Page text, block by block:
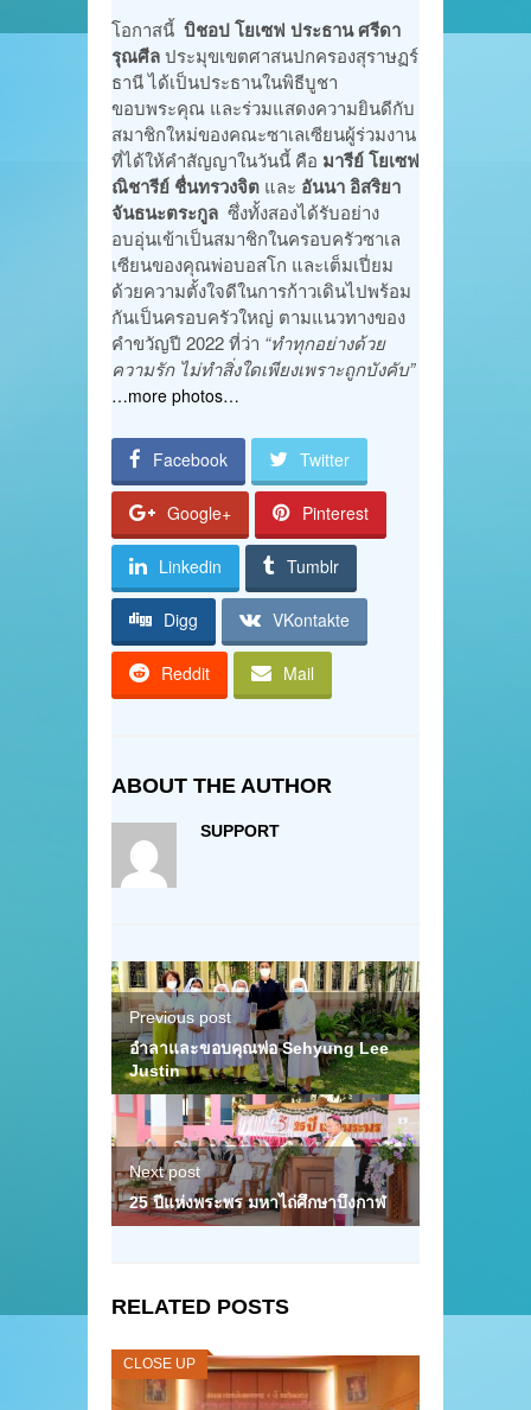
โอกาสนี้ บิชอป โยเซฟ ประธาน ศรีดา
รุณศีลประมุขเขตศาสนปกครองสุราษฏร์
ธานี ได้เป็นประธานในพิธีบูชา
ขอบพระคุณ และร่วมแสดงความยินดีกับ
สมาชิกใหม่ของคณะซาเลเซียนผู้ร่วมงาน
ที่ได้ให้คำสัญญาในวันนี้ คือ มารีย์ โยเซฟ
ณิชารีย์ ชื่นทรวงจิต และ อันนา อิสริยา
จันธนะตระกูล ซึ่งทั้งสองได้รับอย่าง
อบอุ่นเข้าเป็นสมาชิกในครอบครัวซาเล
เซียนของคุณพ่อบอสโก และเต็มเปี่ยม
ด้วยความตั้งใจดีในการก้าวเดินไปพร้อม
กันเป็นครอบครัวใหญ่ ตามแนวทางของ
คำขวัญปี 2022 ที่ว่า “ทำทุกอย่างด้วย
ความรัก ไม่ทำสิ่งใดเพียงเพราะถูกบังคับ”
…more photos…
Facebook Twitter
Google+ Pinterest
Linkedin Tumblr
Digg VKontakte
Reddit Mail
ABOUT THE AUTHOR
SUPPORT
Previous post
อำลาและขอบคุณพ่อ Sehyung Lee
Justin
Next post
25 ปีแห่งพระพร มหาไถ่ศึกษาบึงกาฬ
RELATED POSTS
CLOSE UP